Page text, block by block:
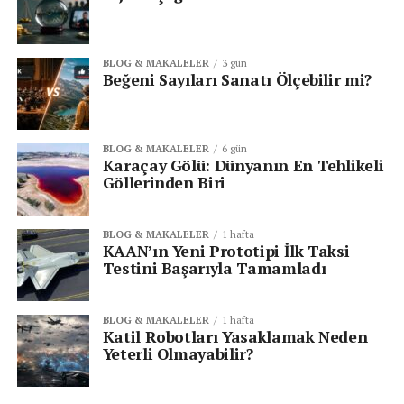
Saldırının faydalandığı iki tür hata;
Kullanıcıların bilinçsiz biçimde phishing
epostalarını açması ve
Sistem yöneticilerinin Windows sistemlerini
güncel tutmaması.
KİMLER ZARAR GÖRDÜ?
Dünya genelinde birçok ülkede hayatın akışını etkileyen
siber saldırıdan en çok etkilenen ülke ve kuruluşlar
arasında;
İngiltere
NHS sağlık sistemi
Nissan UK
BLOG & MAKALELER 3 gün
Beğeni Sayıları Sanatı Ölçebilir mi?
BLOG & MAKALELER 6 gün
Karaçay Gölü: Dünyanın En Tehlikeli
Göllerinden Biri
BLOG & MAKALELER 1 hafta
KAAN’ın Yeni Prototipi İlk Taksi
Testini Başarıyla Tamamladı
BLOG & MAKALELER 1 hafta
Katil Robotları Yasaklamak Neden
Yeterli Olmayabilir?